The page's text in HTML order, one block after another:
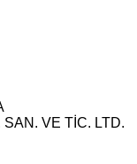
VE TİC. LTD.